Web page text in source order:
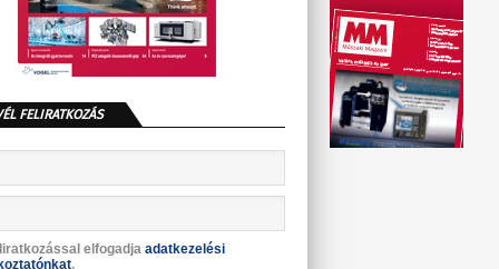
FELIRATKOZÁS
elfogadja adatkezelési
.